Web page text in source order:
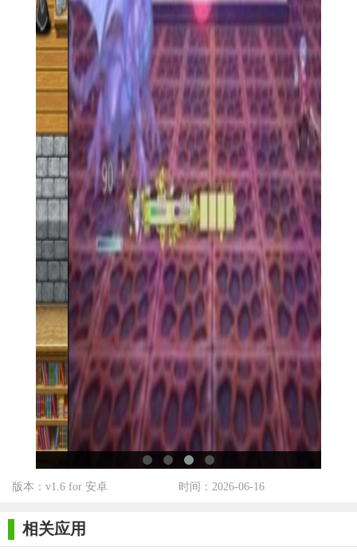
升级装备，提升角色的战斗力。
4. 社交互动：游戏支持玩家之间的好友添加、聊天和组队功
能，玩家可以与其他玩家一起完成任务、挑战副本。
【魅魔蕾姆中文版攻略】
1. 合理分配属性点：在创建角色时，根据自己的战斗风格和
需求来合理分配属性点，以提升角色的整体实力。
2. 熟悉敌人属性：在战斗中，要熟悉敌人的属性和技能，制
定合理的战斗策略，避免盲目攻击。
3. 利用环境优势：在某些战斗中，可以利用地图中的环境元
素来获得优势，如利用陷阱、障碍物等。
4. 积极参与活动：游戏会定期举办各种活动，参与活动可以
获得丰厚的奖励和资源，有助于快速提升角色实力。
【魅魔蕾姆中文版测评】
魅魔蕾姆中文版以其精美的画面、丰富的剧情和独特的角色
设定赢得了众多玩家的喜爱。游戏中的战斗系统流畅且富有策略
性，让玩家在享受战斗乐趣的同时也能体验到策略思考的乐趣。
此外，游戏的社交互动功能也为玩家提供了与其他玩家交流和合
作的机会，增强了游戏的可玩性和趣味性。总体来说，魅魔蕾姆
版本：v1.6 for 安卓 时间：2026-06-16
相关应用